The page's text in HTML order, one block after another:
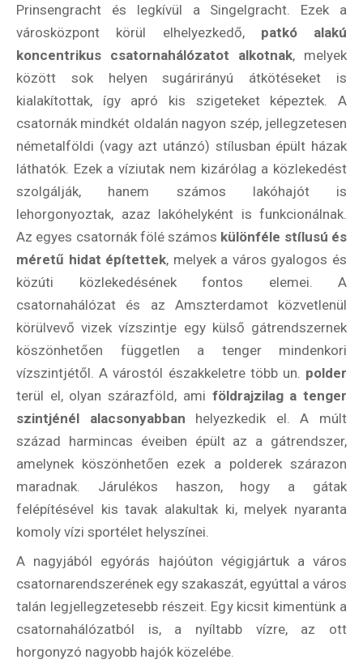
Rólunk
Prinsengracht és legkívül a Singelgracht. Ezek a
városközpont körül elhelyezkedő, patkó alakú
koncentrikus csatornahálózatot alkotnak, melyek
között sok helyen sugárirányú átkötéseket is
kialakítottak, így apró kis szigeteket képeztek. A
csatornák mindkét oldalán nagyon szép, jellegzetesen
németalföldi (vagy azt utánzó) stílusban épült házak
láthatók. Ezek a víziutak nem kizárólag a közlekedést
szolgálják, hanem számos lakóhajót is
lehorgonyoztak, azaz lakóhelyként is funkcionálnak.
Az egyes csatornák fölé számos különféle stílusú és
méretű hidat építettek, melyek a város gyalogos és
közúti közlekedésének fontos elemei. A
csatornahálózat és az Amszterdamot közvetlenül
körülvevő vizek vízszintje egy külső gátrendszernek
köszönhetően független a tenger mindenkori
vízszintjétől. A várostól északkeletre több un. polder
terül el, olyan szárazföld, ami földrajzilag a tenger
szintjénél alacsonyabban helyezkedik el. A múlt
század harmincas éveiben épült az a gátrendszer,
amelynek köszönhetően ezek a polderek szárazon
maradnak. Járulékos haszon, hogy a gátak
felépítésével kis tavak alakultak ki, melyek nyaranta
komoly vízi sportélet helyszínei.
A nagyjából egyórás hajóúton végigjártuk a város
csatornarendszerének egy szakaszát, egyúttal a város
talán legjellegzetesebb részeit. Egy kicsit kimentünk a
csatornahálózatból is, a nyíltabb vízre, az ott
horgonyzó nagyobb hajók közelébe.